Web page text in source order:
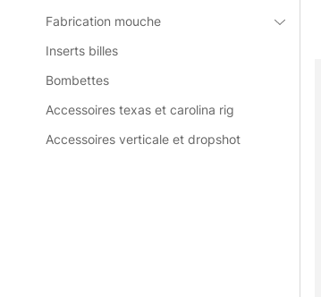
Fabrication mouche
Inserts billes
Bombettes
Accessoires texas et carolina rig
Accessoires verticale et dropshot